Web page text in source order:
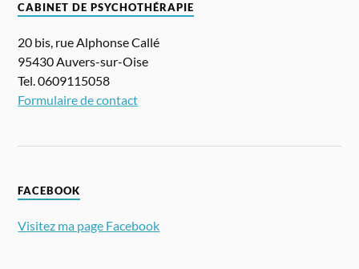
CABINET DE PSYCHOTHÉRAPIE
20 bis, rue Alphonse Callé
95430 Auvers-sur-Oise
Tel. 0609115058
Formulaire de contact
FACEBOOK
Visitez ma page Facebook